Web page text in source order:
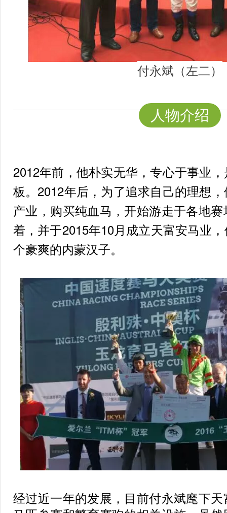
付永斌（左二）
人物介绍
2012年前，他朴实无华，专心于事业
板。2012年后，为了追求自己的理想
产业，购买纯血马，开始游走于各地
着，并于2015年10月成立天富安马业
个豪爽的内蒙汉子。
经过近一年的发展，目前付永斌麾下